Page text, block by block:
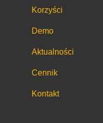
Korzyści
Demo
Aktualności
Cennik
Kontakt